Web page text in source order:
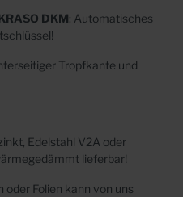
DKM: Automatisches
Tropfkante und
Edelstahl V2A oder
lieferbar!
Folien kann von uns